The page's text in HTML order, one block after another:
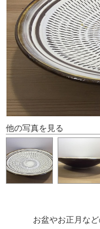
他の写真を見る
お盆やお正月な